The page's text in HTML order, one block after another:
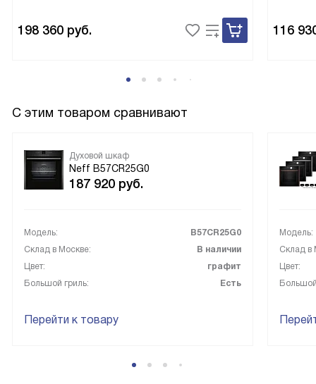
198 360 руб. 116
С этим товаром сравнивают
Духовой шкаф
Neff B57CR25G0
187 920 руб.
Модель:
B57CR25G0
Склад в Москве:
В наличии
Цвет:
графит
Большой гриль:
Есть
Перейти к товару
Модель:
Склад в
Цвет: